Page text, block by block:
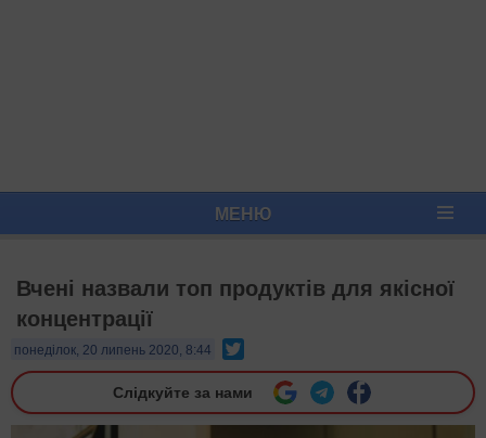
МЕНЮ
Вчені назвали топ продуктів для якісної
концентрації
понеділок, 20 липень 2020, 8:44
Слідкуйте за нами